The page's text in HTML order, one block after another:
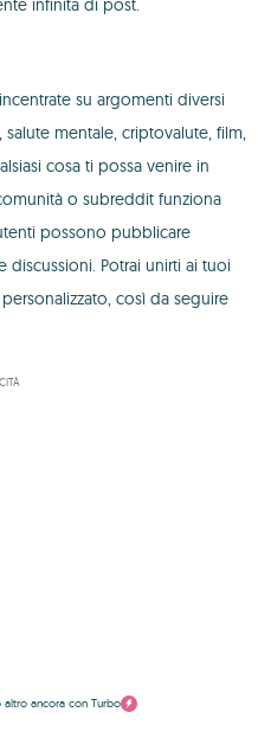
infinita di post.
su argomenti diversi
mentale, criptovalute, film,
cosa ti possa venire in
o subreddit funziona
possono pubblicare
Potrai unirti ai tuoi
così da seguire
ancora con Turbo